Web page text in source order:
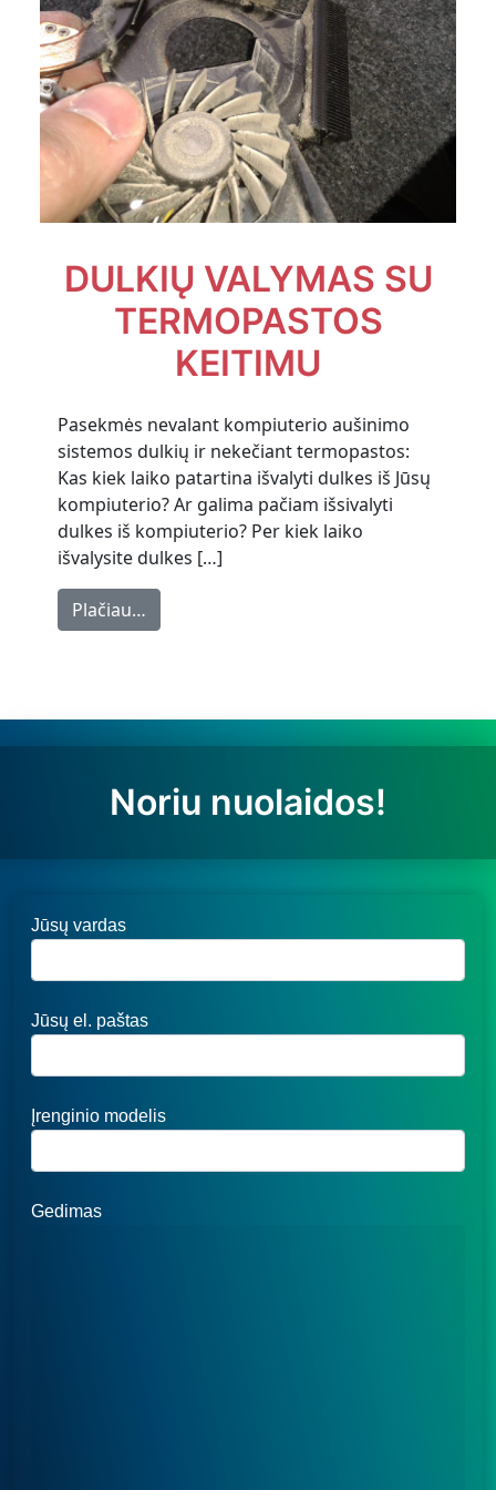
DULKIŲ VALYMAS SU
TERMOPASTOS
KEITIMU
Pasekmės nevalant kompiuterio aušinimo
sistemos dulkių ir nekečiant termopastos:
Kas kiek laiko patartina išvalyti dulkes iš Jūsų
kompiuterio? Ar galima pačiam išsivalyti
dulkes iš kompiuterio? Per kiek laiko
išvalysite dulkes […]
Plačiau…
Noriu nuolaidos!
Jūsų vardas
Jūsų el. paštas
Įrenginio modelis
Gedimas